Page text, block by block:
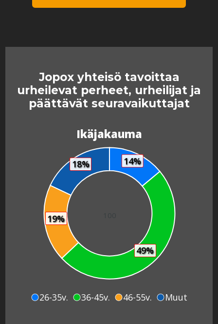
Jopox yhteisö tavoittaa
urheilevat perheet, urheilijat ja
päättävät seuravaikuttajat
26-35v. 36-45v. 46-55v. Muut
14%
49%
19%
18%
Ikäjakauma